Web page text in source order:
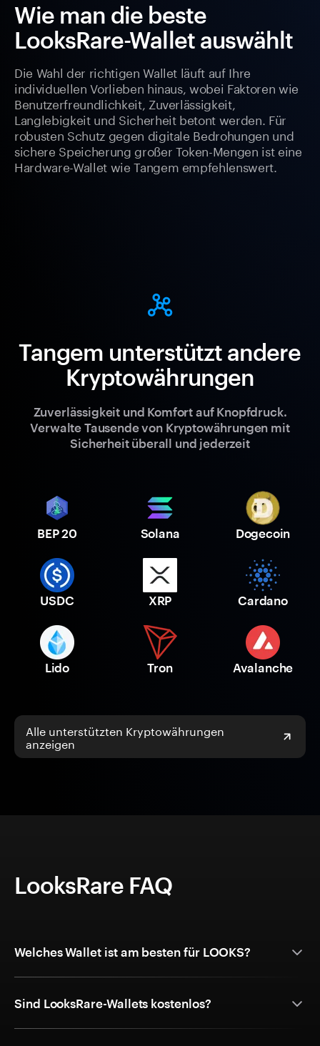
Wie man die beste
LooksRare-Wallet auswählt
Die Wahl der richtigen Wallet läuft auf Ihre
individuellen Vorlieben hinaus, wobei Faktoren wie
Benutzerfreundlichkeit, Zuverlässigkeit,
Langlebigkeit und Sicherheit betont werden. Für
robusten Schutz gegen digitale Bedrohungen und
sichere Speicherung großer Token-Mengen ist eine
Hardware-Wallet wie Tangem empfehlenswert.
Tangem unterstützt andere
Kryptowährungen
Zuverlässigkeit und Komfort auf Knopfdruck.
Verwalte Tausende von Kryptowährungen mit
Sicherheit überall und jederzeit
BEP 20 Solana Dogecoin
USDC XRP Cardano
Lido Tron Avalanche
Alle unterstützten Kryptowährungen
anzeigen
LooksRare FAQ
Welches Wallet ist am besten für LOOKS?
Sind LooksRare-Wallets kostenlos?